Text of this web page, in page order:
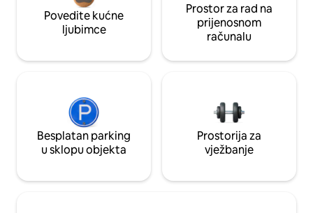
Povedite kućne
ljubimce
Prostor za rad na
prijenosnom
računalu
Besplatan parking
u sklopu objekta
Prostorija za
vježbanje